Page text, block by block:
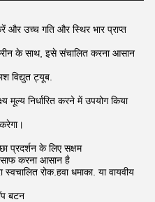
और उच्च गति और स्थिर भार प्राप्त
के साथ, इसे संचालित करना आसान
विद्युत ट्यूब.
निर्धारित करने में उपयोग किया
प्रदर्शन के लिए सक्षम
करना आसान है
रोक.हवा धमाका. या वायवीय
बटन